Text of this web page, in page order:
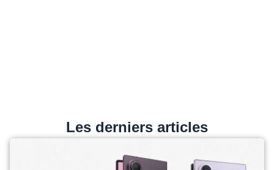
Les derniers articles